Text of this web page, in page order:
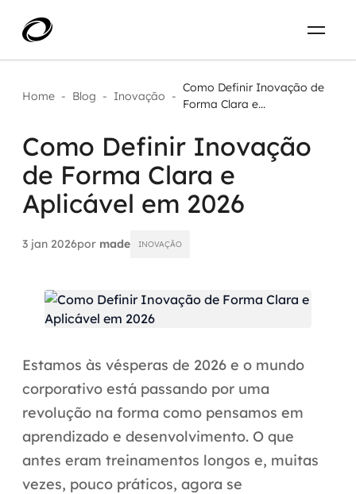
Aplicar IA com impacto real
AI / Machine Learning
IA Generativa
Aceleradores de IA
Automação inteligente
Integração de IA
RPA e hiperautomação
AI Day
Projetos
Home - Blog - Inovação -
Como Definir Inovação de
Forma Clara e...
Como Definir Inovação
de Forma Clara e
Aplicável em 2026
3 jan 2026por made INOVAÇÃO
Estamos às vésperas de 2026 e o mundo
corporativo está passando por uma
revolução na forma como pensamos em
aprendizado e desenvolvimento. O que
antes eram treinamentos longos e, muitas
vezes, pouco práticos, agora se